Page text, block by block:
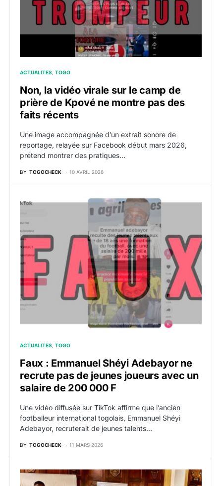
ACTUALITES TOGO
Non, la vidéo virale sur le camp de
prière de Kpové ne montre pas des
faits récents
Une image accompagnée d’un extrait sonore de
reportage, relayée sur Facebook début mars 2026,
prétend montrer des pratiques…
BY TOGOCHECK 10 AVRIL 2026
ACTUALITES TOGO
Faux : Emmanuel Shéyi Adebayor ne
recrute pas de jeunes joueurs avec un
salaire de 200 000 F
Une vidéo diffusée sur TikTok affirme que l’ancien
footballeur international togolais, Emmanuel Shéyi
Adebayor, recruterait de jeunes talents…
BY TOGOCHECK 11 MARS 2026